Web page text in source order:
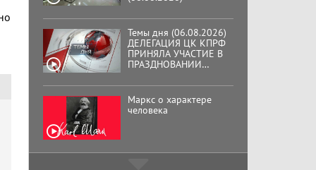
Темы дня (06.08.2026)
ДЕЛЕГАЦИЯ ЦК КПРФ
ПРИНЯЛА УЧАСТИЕ В
ПРАЗДНОВАНИИ
ТРЕТЬЕЙ ГОДОВЩИНЫ
ОСВОБОЖДЕНИЯ ОРЛА
ОТ НЕМЕЦКО-
ФАШИСТСКИХ
Маркс о характере
человека